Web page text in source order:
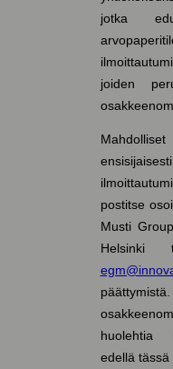
jotka
joiden
postitse
Musti
Helsinki
huolehtia
edellä tässä